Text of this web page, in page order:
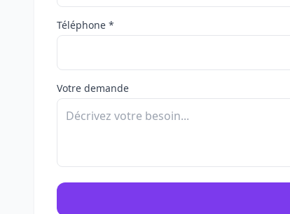
Téléphone *
Votre demande